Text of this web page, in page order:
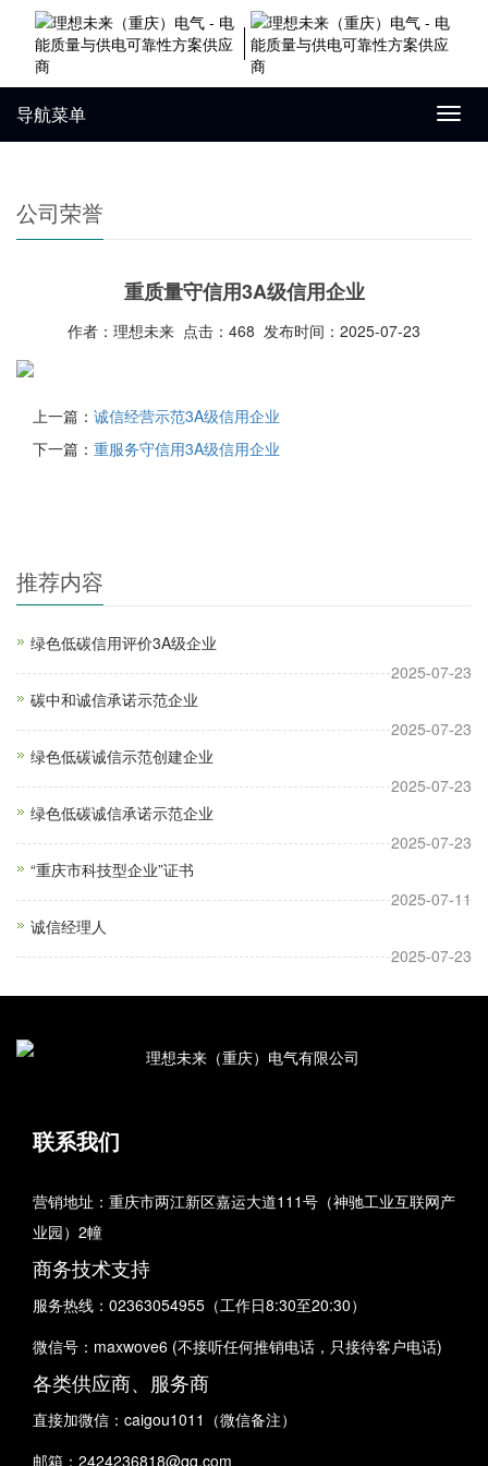
导航菜单
公司荣誉
重质量守信用3A级信用企业
作者：理想未来 点击：468 发布时间：2025-07-23
上一篇： 诚信经营示范3A级信用企业
下一篇： 重服务守信用3A级信用企业
推荐内容
绿色低碳信用评价3A级企业
2025-07-23
碳中和诚信承诺示范企业
2025-07-23
绿色低碳诚信示范创建企业
2025-07-23
绿色低碳诚信承诺示范企业
2025-07-23
“重庆市科技型企业”证书
2025-07-11
诚信经理人
2025-07-23
联系我们
营销地址：重庆市两江新区嘉运大道111号（神驰工业互联网产
业园）2幢
商务技术支持
服务热线：02363054955（工作日8:30至20:30）
微信号：maxwove6 (不接听任何推销电话，只接待客户电话)
各类供应商、服务商
直接加微信：caigou1011（微信备注）
邮箱：2424236818@qq.com